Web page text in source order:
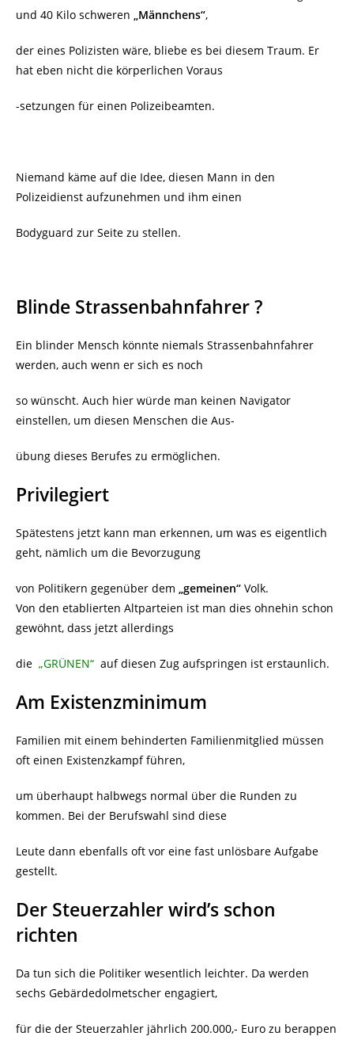
und 40 Kilo schweren „Männchens“,
der eines Polizisten wäre, bliebe es bei diesem Traum. Er
hat eben nicht die körperlichen Voraus
-setzungen für einen Polizeibeamten.
Niemand käme auf die Idee, diesen Mann in den
Polizeidienst aufzunehmen und ihm einen
Bodyguard zur Seite zu stellen.
Blinde Strassenbahnfahrer ?
Ein blinder Mensch könnte niemals Strassenbahnfahrer
werden, auch wenn er sich es noch
so wünscht. Auch hier würde man keinen Navigator
einstellen, um diesen Menschen die Aus-
übung dieses Berufes zu ermöglichen.
Privilegiert
Spätestens jetzt kann man erkennen, um was es eigentlich
geht, nämlich um die Bevorzugung
von Politikern gegenüber dem „gemeinen“ Volk.
Von den etablierten Altparteien ist man dies ohnehin schon
gewöhnt, dass jetzt allerdings
die „GRÜNEN“ auf diesen Zug aufspringen ist erstaunlich.
Am Existenzminimum
Familien mit einem behinderten Familienmitglied müssen
oft einen Existenzkampf führen,
um überhaupt halbwegs normal über die Runden zu
kommen. Bei der Berufswahl sind diese
Leute dann ebenfalls oft vor eine fast unlösbare Aufgabe
gestellt.
Der Steuerzahler wird’s schon
richten
Da tun sich die Politiker wesentlich leichter. Da werden
sechs Gebärdedolmetscher engagiert,
für die der Steuerzahler jährlich 200.000,- Euro zu berappen